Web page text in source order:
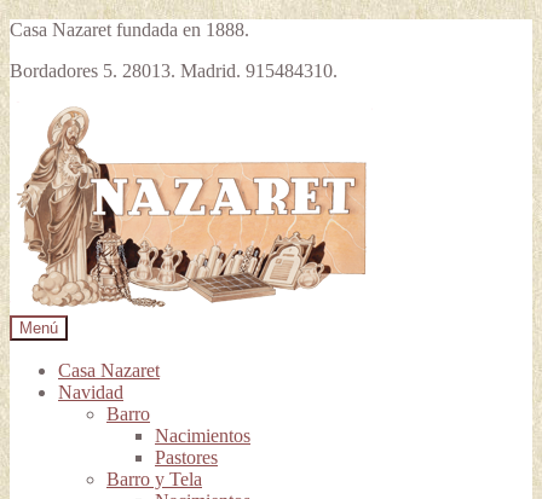
Casa Nazaret fundada en 1888.
Bordadores 5. 28013. Madrid. 915484310.
la
navegación
contenido
Menú
Casa Nazaret
Navidad
Barro
Nacimientos
Pastores
Barro y Tela